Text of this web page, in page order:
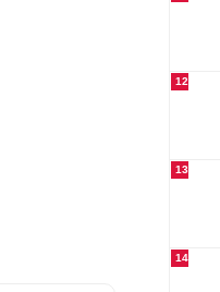
12
13
14